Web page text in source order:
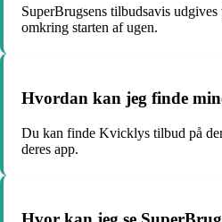
SuperBrugsens tilbudsavis
omkring starten af ugen.
Hvordan kan jeg finde
Du kan finde Kvicklys tilbud på
deres app.